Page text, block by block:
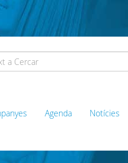
Agenda Notícies